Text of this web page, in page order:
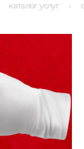
каталог услуг